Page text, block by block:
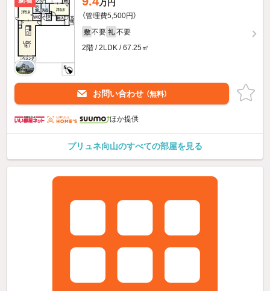
万円
（管理費5,500円）
敷 不要 礼 不要
2階 / 2LDK / 67.25㎡
お問い合わせ （無料）
ほか提供
プリュネ向山のすべての部屋を見る